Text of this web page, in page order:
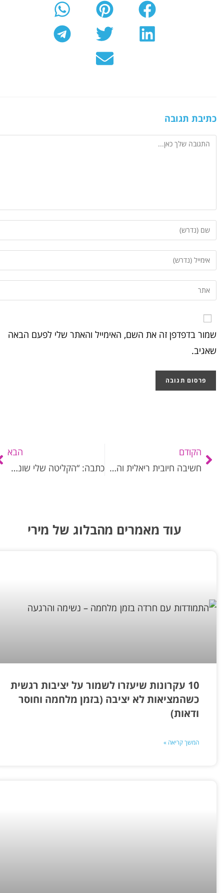
כתיבת תגובה
שמור בדפדפן זה את השם, האימייל והאתר שלי לפעם הבאה
שאגיב.
הקודם
חשיבה חיובית ריאלית והקשר שלה לשינוי גורל
הבא
כתבה: “הקליטה שלי שונה משל שאר האנשים, יש לי פס רחב יותר”
עוד מאמרים מהבלוג של מירי
10 עקרונות שיעזרו לשמור על יציבות רגשית
כשהמציאות לא יציבה (בזמן מלחמה וחוסר
ודאות)
המשך קריאה »